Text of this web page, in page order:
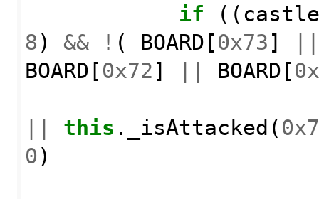
if ((
8 ) && ! ( BOARD [ 0x73 ]
BOARD [ 0x72 ] BOARD [
this . _isAttacked (
0 )